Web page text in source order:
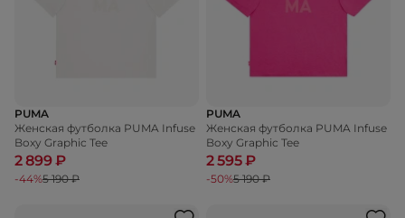
PUMA
Женская футболка PUMA Infuse
Boxy Graphic Tee
2 899 ₽
-44%5 190 ₽
PUMA
Женская футболка PUMA Infuse
Boxy Graphic Tee
2 595 ₽
-50%5 190 ₽